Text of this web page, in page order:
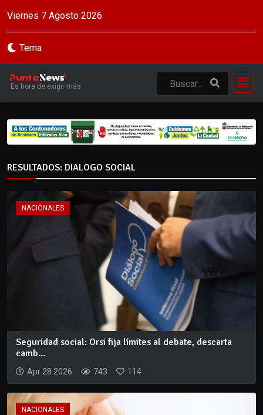
Viernes 7 Agosto 2026
Tema
Es hora de exigir más
RESULTADOS: DIALOGO SOCIAL
NACIONALES
Seguridad social: Orsi fija límites al debate, descarta
camb...
Apr 28 2026 743 114
NACIONALES